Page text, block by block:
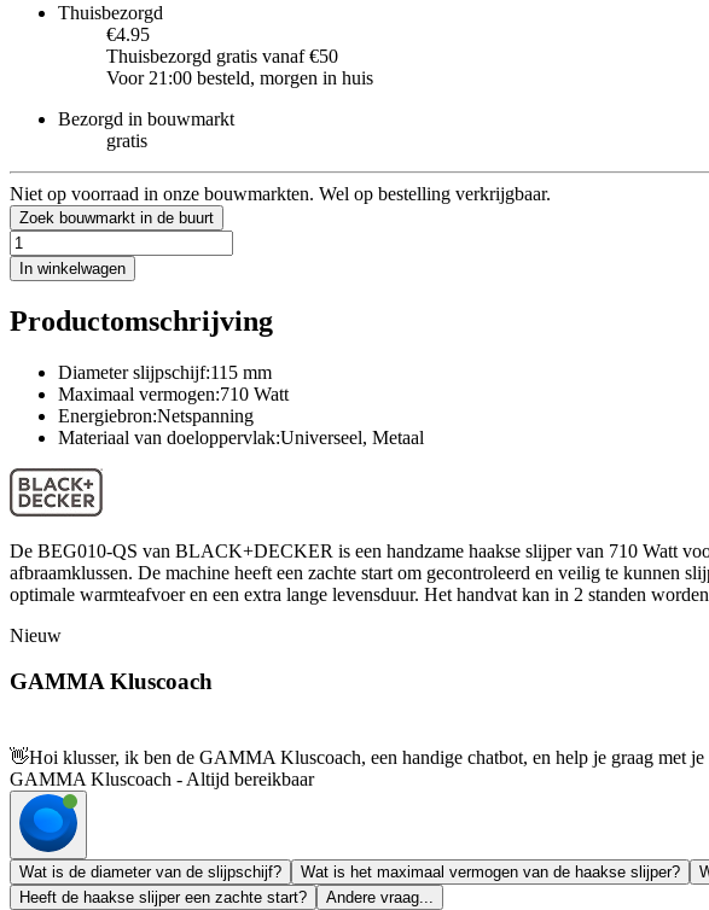
Thuisbezorgd
€4.95
Thuisbezorgd gratis vanaf €50
Voor 21:00 besteld, morgen in huis
Bezorgd in bouwmarkt
gratis
Niet op voorraad in onze bouwmarkten. Wel op bestelling verkrijgbaar.
Zoek bouwmarkt in de buurt
In winkelwagen
Productomschrijving
Diameter slijpschijf:115 mm
Maximaal vermogen:710 Watt
Energiebron:Netspanning
Materiaal van doeloppervlak:Universeel, Metaal
De BEG010-QS van BLACK+DECKER is een handzame haakse slijper van 710 Watt
afbraamklussen. De machine heeft een zachte start om gecontroleerd en veilig te kunnen
optimale warmteafvoer en een extra lange levensduur. Het handvat kan in 2 standen
Nieuw
GAMMA Kluscoach
👋Hoi klusser, ik ben de GAMMA Kluscoach, een handige chatbot, en help je graag met je
GAMMA Kluscoach - Altijd bereikbaar
Wat is de diameter van de slijpschijf? Wat is het maximaal vermogen van de haakse slijper?
Heeft de haakse slijper een zachte start?
Andere vraag...